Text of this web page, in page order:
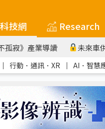
科技網 Research
孤寂》產業導讀 未來車
｜ 行動．通訊．XR ｜ AI．智慧